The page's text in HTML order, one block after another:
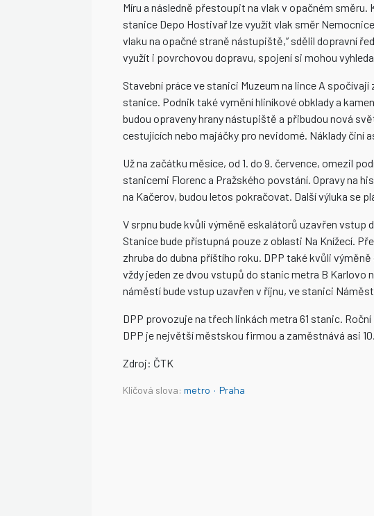
Míru a následně přestoupit na vlak v opačném směru.
stanice Depo Hostivař lze využít vlak směr
vlaku na opačné straně nástupiště,” sdělil dopravní
využít i povrchovou dopravu, spojení si mohou
Stavební práce ve stanici Muzeum na lince A
stanice. Podnik také vymění hliníkové obklady a
budou opraveny hrany nástupiště a přibudou nová
cestujících nebo majáčky pro nevidomé. Náklady činí
Už na začátku měsíce, od 1. do 9. července, omezil
stanicemi Florenc a Pražského povstání. Opravy na
na Kačerov, budou letos pokračovat. Další výluka se
V srpnu bude kvůli výměně eskalátorů uzavřen vstup
Stanice bude přístupná pouze z oblasti Na Knížecí.
zhruba do dubna příštího roku. DPP také kvůli
vždy jeden ze dvou vstupů do stanic metra B Karlovo
náměstí bude vstup uzavřen v říjnu, ve stanici
DPP provozuje na třech linkách metra 61 stanic.
DPP je největší městskou firmou a zaměstnává asi
Zdroj: ČTK
Klíčová slova: metro · Praha